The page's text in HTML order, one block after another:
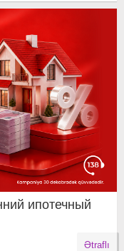
ипотечный
Ətraflı